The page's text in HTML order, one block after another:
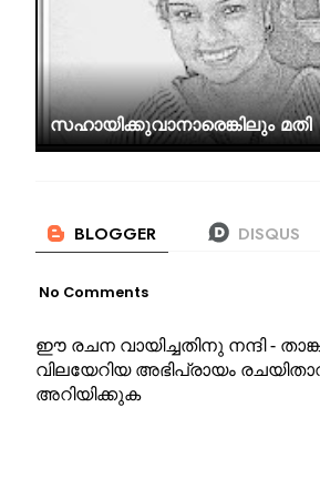
സഹായിക്കുവാനാരെങ്കിലും മതി
No Comments
ഈ രചന വായിച്ചതിനു നന്ദി -
വിലയേറിയ അഭിപ്രായം
അറിയിക്കുക